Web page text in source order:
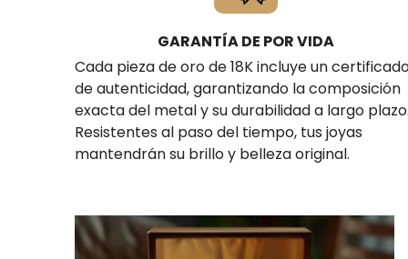
GARANTÍA DE POR VIDA
Cada pieza de oro de 18K incluye un
de autenticidad, garantizando la composición
exacta del metal y su durabilidad a largo
Resistentes al paso del tiempo, tus joyas
mantendrán su brillo y belleza original.